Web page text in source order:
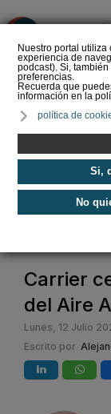
Nuestro portal
experiencia de
podcast). Si,
preferencias.
Recuerda que
información en la
política de
Si,
No
Noticias /
Carrier
del Aire
Lunes, 12 Julio
Escrito por